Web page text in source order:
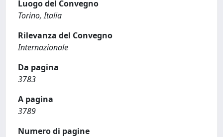
Luogo del Convegno
Torino, Italia
Rilevanza del Convegno
Internazionale
Da pagina
3783
A pagina
3789
Numero di pagine